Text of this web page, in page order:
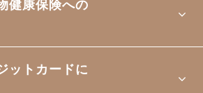
健康保険への
ットカードに